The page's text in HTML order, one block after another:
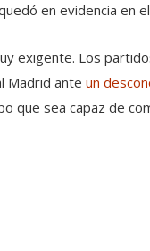
en evidencia en
exigente. Los
Madrid ante un
que sea capaz de